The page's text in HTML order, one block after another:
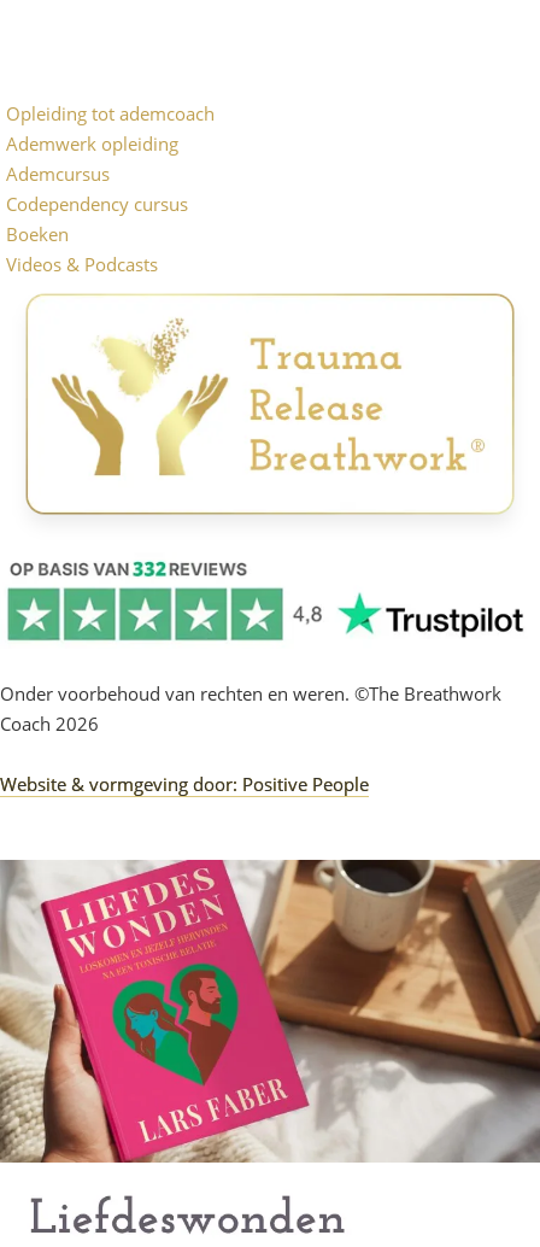
Opleiding tot ademcoach
Ademwerk opleiding
Ademcursus
Codependency cursus
Boeken
Videos & Podcasts
Onder voorbehoud van rechten en weren. ©The Breathwork
Coach 2026
Website & vormgeving door: Positive People